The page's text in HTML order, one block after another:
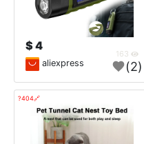
4 $
aliexpress (2)
🔗404?